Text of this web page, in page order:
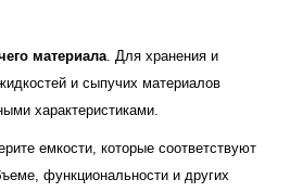
материала. Для хранения и
и сыпучих материалов
характеристиками.
емкости, которые соответствуют
функциональности и других